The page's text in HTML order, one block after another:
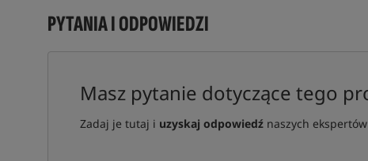
PYTANIA I ODPOWIEDZI
Masz pytanie dotyczące tego
Zadaj je tutaj i uzyskaj odpowiedźnaszych ekspertów